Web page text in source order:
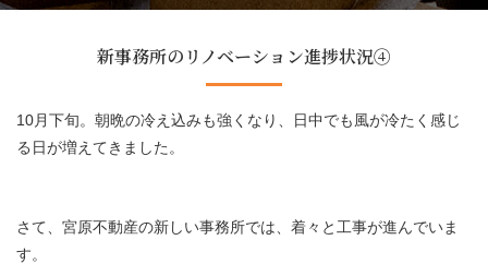
空室管理オンライン相談
新事務所のリノベーション進捗状況④
10月下旬。朝晩の冷え込みも強くなり、日中でも風が冷たく感じ
る日が増えてきました。
さて、宮原不動産の新しい事務所では、着々と工事が進んでいま
す。